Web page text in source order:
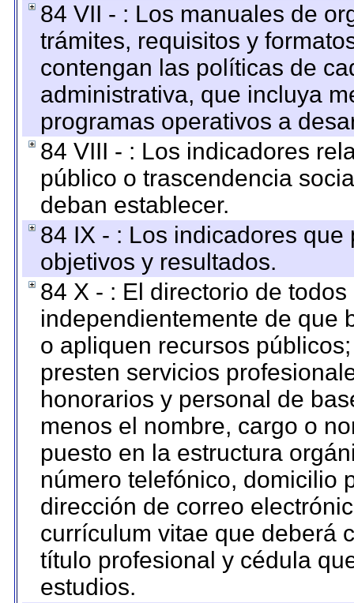
84 VII - : Los manuales de
trámites, requisitos y
contengan las políticas de
administrativa, que incluya
programas operativos a
84 VIII - : Los indicadores
público o trascendencia
deban establecer.
84 IX - : Los indicadores
objetivos y resultados.
84 X - : El directorio de
independientemente de que
o apliquen recursos
presten servicios
honorarios y personal de
menos el nombre, cargo o
puesto en la estructura
número telefónico, domicilio
dirección de correo
currículum vitae que deberá
título profesional y cédula
estudios.